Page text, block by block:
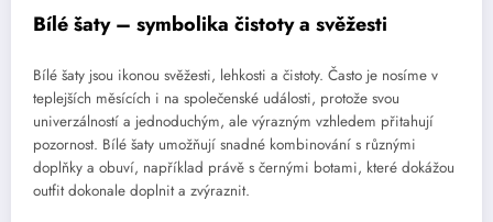
Bílé šaty – symbolika čistoty a svěžesti
Bílé šaty jsou ikonou svěžesti, lehkosti a čistoty. Často je nosíme v
teplejších měsících i na společenské události, protože svou
univerzálností a jednoduchým, ale výrazným vzhledem přitahují
pozornost. Bílé šaty umožňují snadné kombinování s různými
doplňky a obuví, například právě s černými botami, které dokážou
outfit dokonale doplnit a zvýraznit.